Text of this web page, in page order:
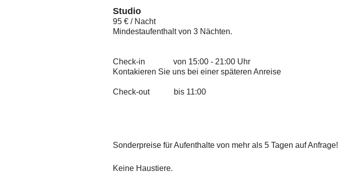
Studio
95 € / Nacht
Mindestaufenthalt von 3 Nächten.
Check-in von 15:00 - 21:00 Uhr
Kontakieren Sie uns bei einer späteren Anreise
Check-out bis 11:00
Sonderpreise für Aufenthalte von mehr als 5 Tagen auf Anfrage!
Keine Haustiere.